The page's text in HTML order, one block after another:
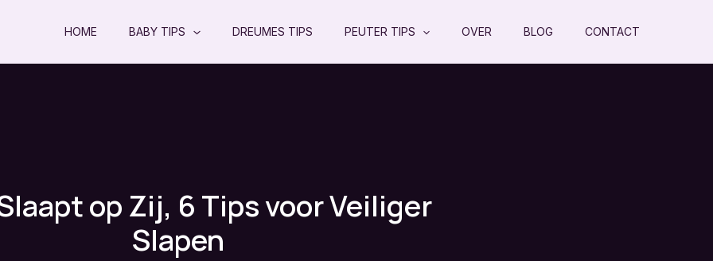
HOME BABY TIPS DREUMES TIPS PEUTER TIPS OVER BLOG CONTACT
op Zij, 6 Tips voor Veiliger
Slapen